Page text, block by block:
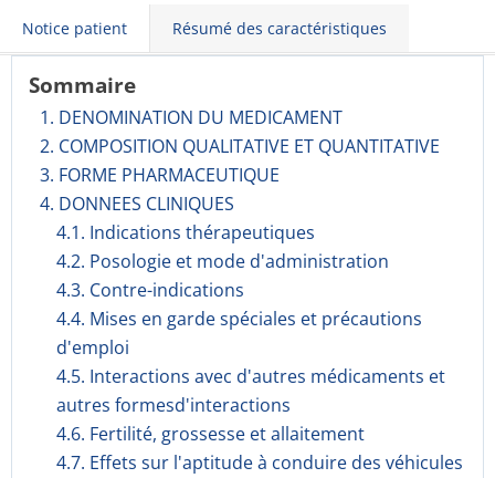
Notice patient Résumé des caractéristiques
Sommaire
1. DENOMINATION DU MEDICAMENT
2. COMPOSITION QUALITATIVE ET QUANTITATIVE
3. FORME PHARMACEUTIQUE
4. DONNEES CLINIQUES
4.1. Indications thérapeutiques
4.2. Posologie et mode d'administration
4.3. Contre-indications
4.4. Mises en garde spéciales et précautions
d'emploi
4.5. Interactions avec d'autres médicaments et
autres formesd'interactions
4.6. Fertilité, grossesse et allaitement
4.7. Effets sur l'aptitude à conduire des véhicules